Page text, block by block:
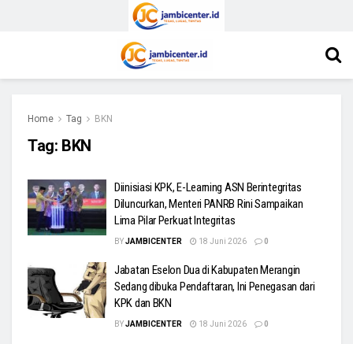
Home Tag BKN
Tag: BKN
Diinisiasi KPK, E-Learning ASN Berintegritas
Diluncurkan, Menteri PANRB Rini Sampaikan
Lima Pilar Perkuat Integritas
BYJAMBICENTER 18 Juni 2026 0
Jabatan Eselon Dua di Kabupaten Merangin
Sedang dibuka Pendaftaran, Ini Penegasan dari
KPK dan BKN
BYJAMBICENTER 18 Juni 2026 0